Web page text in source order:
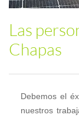
Las
Chapas
Debemos el
nuestros